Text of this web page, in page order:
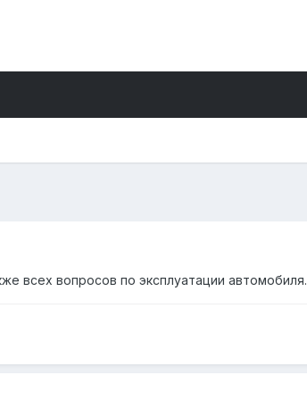
всех вопросов по эксплуатации автомобиля.